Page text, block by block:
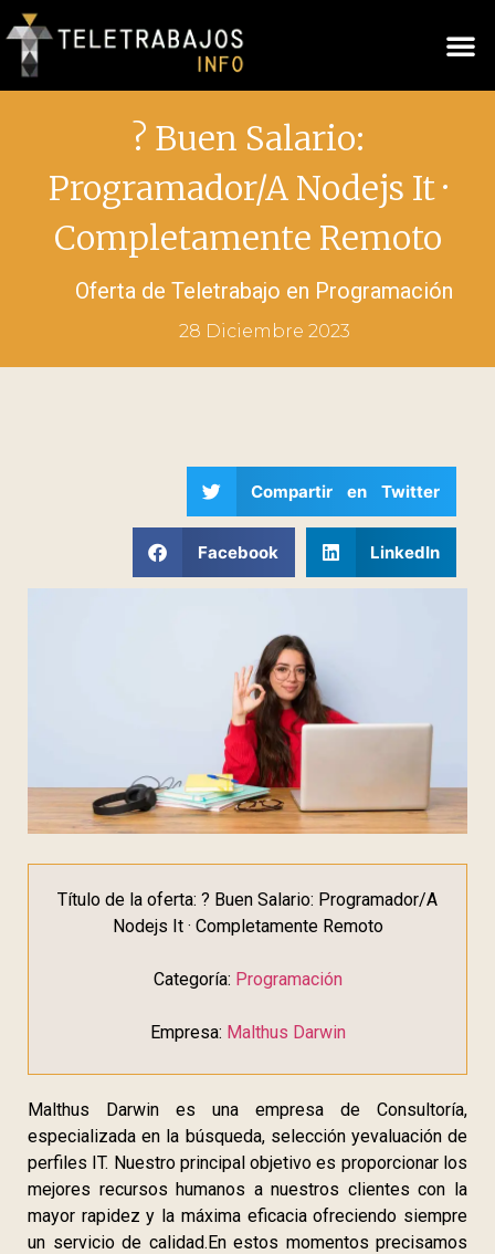
? Buen Salario:
Programador/A Nodejs It ·
Completamente Remoto
Oferta de Teletrabajo en Programación
28 Diciembre 2023
Compartir en Twitter
Facebook LinkedIn
Título de la oferta: ? Buen Salario: Programador/A
Nodejs It · Completamente Remoto
Categoría: Programación
Empresa: Malthus Darwin
Malthus Darwin es una empresa de Consultoría,
especializada en la búsqueda, selección yevaluación de
perfiles IT. Nuestro principal objetivo es proporcionar los
mejores recursos humanos a nuestros clientes con la
mayor rapidez y la máxima eficacia ofreciendo siempre
un servicio de calidad.En estos momentos precisamos